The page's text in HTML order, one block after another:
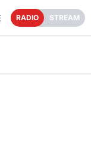
RADIO STREAM